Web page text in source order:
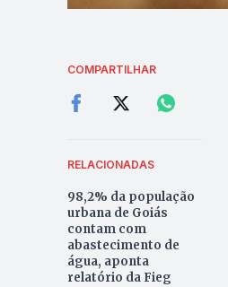
COMPARTILHAR
RELACIONADAS
98,2% da população
urbana de Goiás
contam com
abastecimento de
água, aponta
relatório da Fieg